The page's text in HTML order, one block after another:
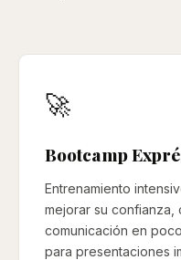
🚀
Bootcamp
Entrenamiento
mejorar su
comunicación en
para presentaciones